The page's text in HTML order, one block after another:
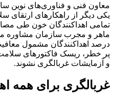
معاون فنی و فناوری‌های نوین
یکی دیگر از راهکارهای
تمامی اهداکنندگان خون طی
درصد اهداکنندگان مشمول
پر خطر، ریسک فاکتورهای
و آزمایشات غربالگری نشوند.
غربالگری برای همه